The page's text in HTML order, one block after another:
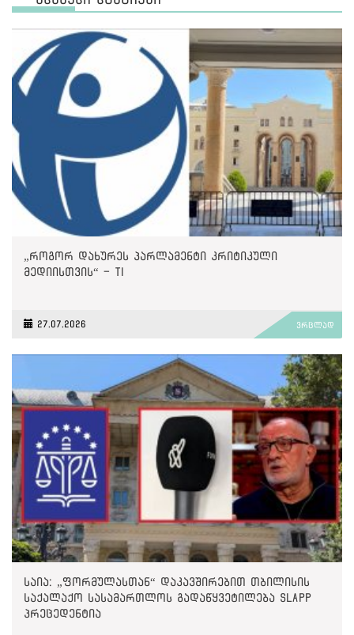
„როგორ დახურეს პარლამენტი კრიტიკული
მედიისთვის“ - TI
27.07.2026 ვრცლად
საია: „ფორმულასთან“ დაკავშირებით თბილისის
საქალაქო სასამართლოს გადაწყვეტილება SLAPP
პრეცედენტია